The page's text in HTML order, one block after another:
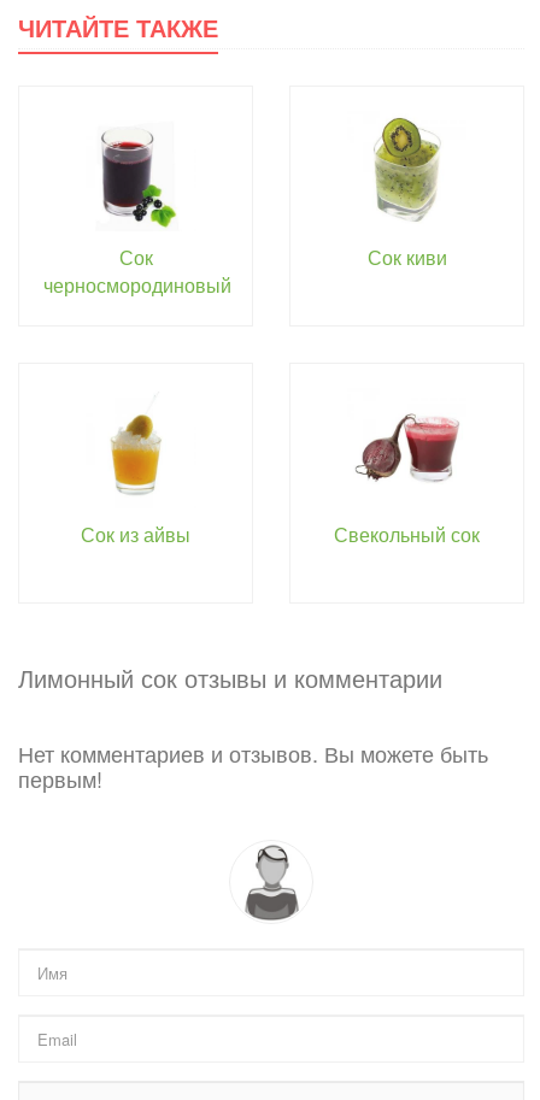
ЧИТАЙТЕ ТАКЖЕ
Сок
черносмородиновый
Сок киви
Сок из айвы Свекольный сок
Лимонный сок отзывы и комментарии
Нет комментариев и отзывов. Вы можете быть
первым!